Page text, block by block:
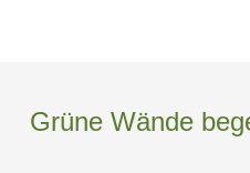
Grüne Wände